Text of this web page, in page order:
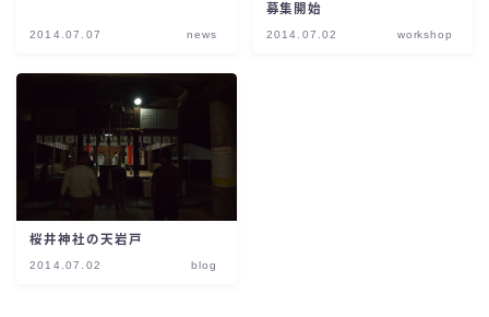
2014.07.07 news
募集開始
2014.07.02 workshop
桜井神社の天岩戸
2014.07.02 blog